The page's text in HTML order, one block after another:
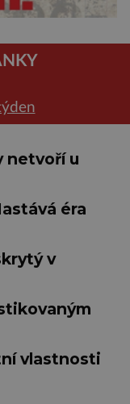
netvoří u
éra
v
vlastnosti